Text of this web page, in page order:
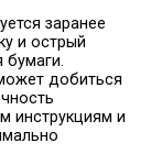
заранее
и острый
бумаги.
добиться
инструкциям и